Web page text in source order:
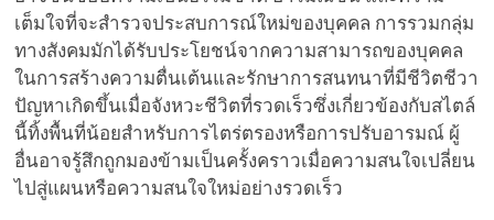
เต็มใจที่จะสำรวจประสบการณ์ใหม่ของบุคคล การรวมกลุ่ม
ทางสังคมมักได้รับประโยชน์จากความสามารถของบุคคล
ในการสร้างความตื่นเต้นและรักษาการสนทนาที่มีชีวิตชีวา
ปัญหาเกิดขึ้นเมื่อจังหวะชีวิตที่รวดเร็วซึ่งเกี่ยวข้องกับสไตล์
นี้ทิ้งพื้นที่น้อยสำหรับการไตร่ตรองหรือการปรับอารมณ์ ผู้
อื่นอาจรู้สึกถูกมองข้ามเป็นครั้งคราวเมื่อความสนใจเปลี่ยน
ไปสู่แผนหรือความสนใจใหม่อย่างรวดเร็ว